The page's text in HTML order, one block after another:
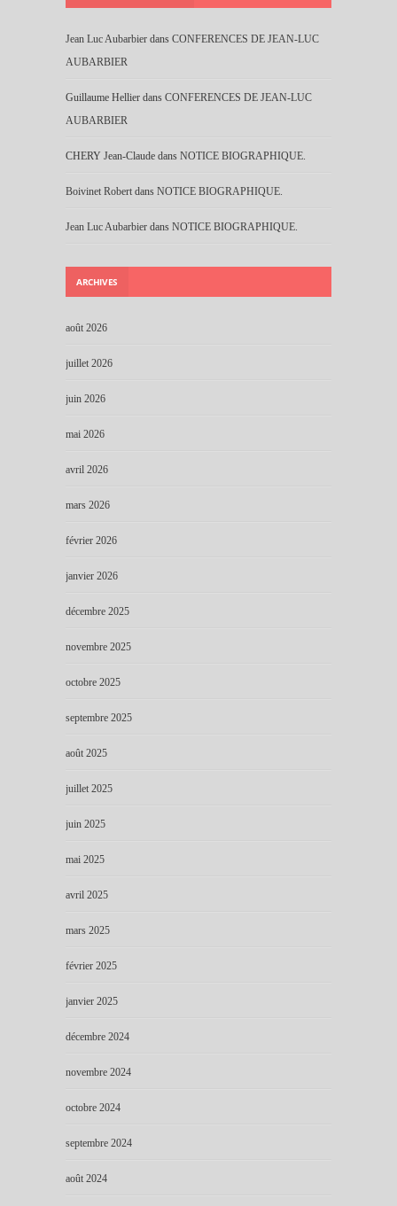
Jean Luc Aubarbier dans CONFERENCES DE JEAN-LUC
AUBARBIER
Guillaume Hellier dans CONFERENCES DE JEAN-LUC
AUBARBIER
CHERY Jean-Claude dans NOTICE BIOGRAPHIQUE.
Boivinet Robert dans NOTICE BIOGRAPHIQUE.
Jean Luc Aubarbier dans NOTICE BIOGRAPHIQUE.
ARCHIVES
août 2026
juillet 2026
juin 2026
mai 2026
avril 2026
mars 2026
février 2026
janvier 2026
décembre 2025
novembre 2025
octobre 2025
septembre 2025
août 2025
juillet 2025
juin 2025
mai 2025
avril 2025
mars 2025
février 2025
janvier 2025
décembre 2024
novembre 2024
octobre 2024
septembre 2024
août 2024